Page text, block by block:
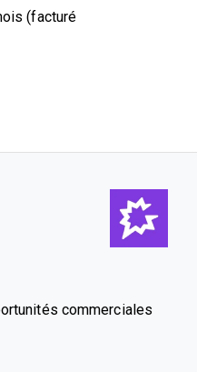
(facturé
commerciales